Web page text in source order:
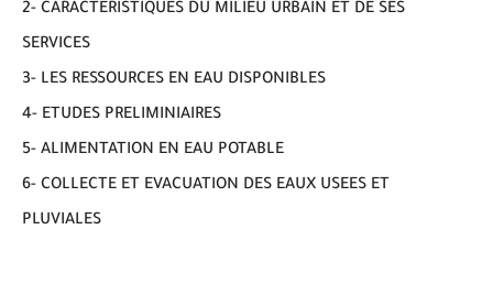
2- CARACTERISTIQUES DU MILIEU URBAIN ET DE SES
SERVICES
3- LES RESSOURCES EN EAU DISPONIBLES
4- ETUDES PRELIMINIAIRES
5- ALIMENTATION EN EAU POTABLE
6- COLLECTE ET EVACUATION DES EAUX USEES ET
PLUVIALES